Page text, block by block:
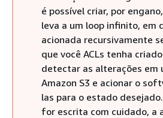
é possível criar, por
leva a um loop infinito, em
acionada recursivamente
que você ACLs tenha
detectar as alterações em
Amazon S3 e acionar o
las para o estado
for escrita com cuidado, a